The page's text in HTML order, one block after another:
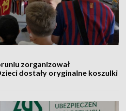
zorganizował
dostały oryginalne koszulki